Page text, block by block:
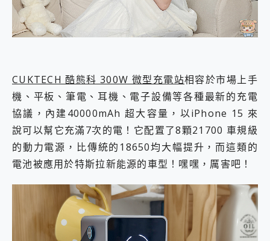
CUKTECH 酷態科 300W 微型充電站相容於市場上手
機、平板、筆電、耳機、電子設備等各種最新的充電
協議，內建40000mAh 超大容量，以iPhone 15 來
說可以幫它充滿7次的電！它配置了8顆21700 車規級
的動力電源，比傳統的18650均大幅提升，而這類的
電池被應用於特斯拉新能源的車型！嘿嘿，厲害吧！